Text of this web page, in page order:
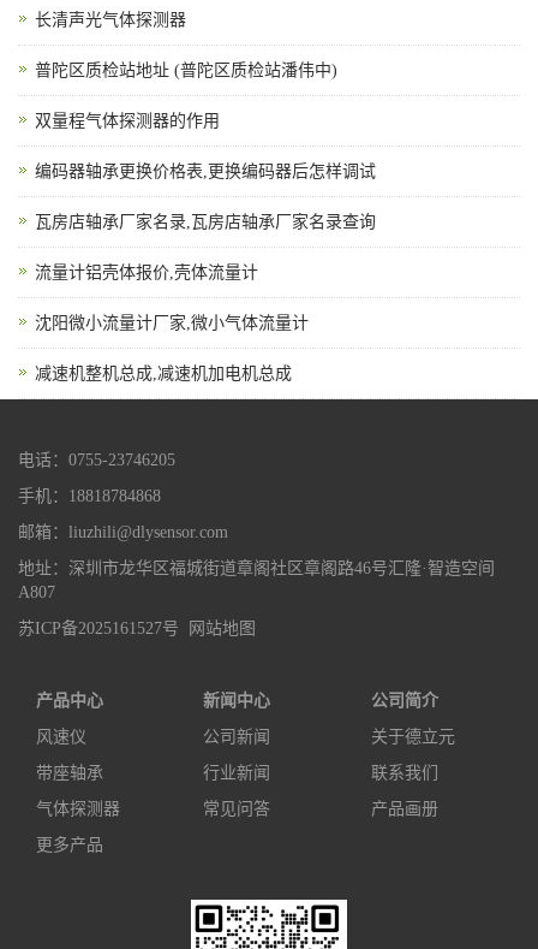
长清声光气体探测器
普陀区质检站地址 (普陀区质检站潘伟中)
双量程气体探测器的作用
编码器轴承更换价格表,更换编码器后怎样调试
瓦房店轴承厂家名录,瓦房店轴承厂家名录查询
流量计铝壳体报价,壳体流量计
沈阳微小流量计厂家,微小气体流量计
减速机整机总成,减速机加电机总成
电话：0755-23746205
手机：18818784868
邮箱：liuzhili@dlysensor.com
地址：深圳市龙华区福城街道章阁社区章阁路46号汇隆·智造空间
A807
苏ICP备2025161527号
网站地图
产品中心
风速仪
带座轴承
气体探测器
更多产品
新闻中心
公司新闻
行业新闻
常见问答
公司简介
关于德立元
联系我们
产品画册